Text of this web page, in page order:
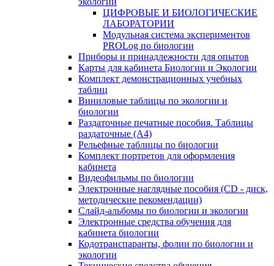
ЦИФРОВЫЕ И БИОЛОГИЧЕСКИЕ
ЛАБОРАТОРИИ
Модульная система экспериментов
PROLog по биологии
Приборы и принадлежности для опытов
Карты для кабинета Биологии и Экологии
Комплект демонстрационных учебных
таблиц
Виниловые таблицы по экологии и
биологии
Раздаточные печатные пособия. Таблицы
раздаточные (А4)
Рельефные таблицы по биологии
Комплект портретов для оформления
кабинета
Видеофильмы по биологии
Электронные наглядные пособия (CD - диск,
методические рекомендации)
Слайд-альбомы по биологии и экологии
Электронные средства обучения для
кабинета биологии
Кодотранспаранты, фолии по биологии и
экологии